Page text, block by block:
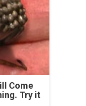
Come
Try it